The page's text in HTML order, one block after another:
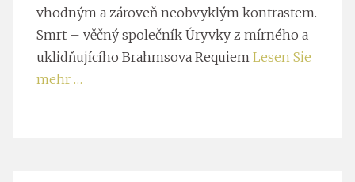
vhodným a zároveň neobvyklým kontrastem.
Smrt – věčný společník Úryvky z mírného a
uklidňujícího Brahmsova Requiem Lesen Sie
mehr …